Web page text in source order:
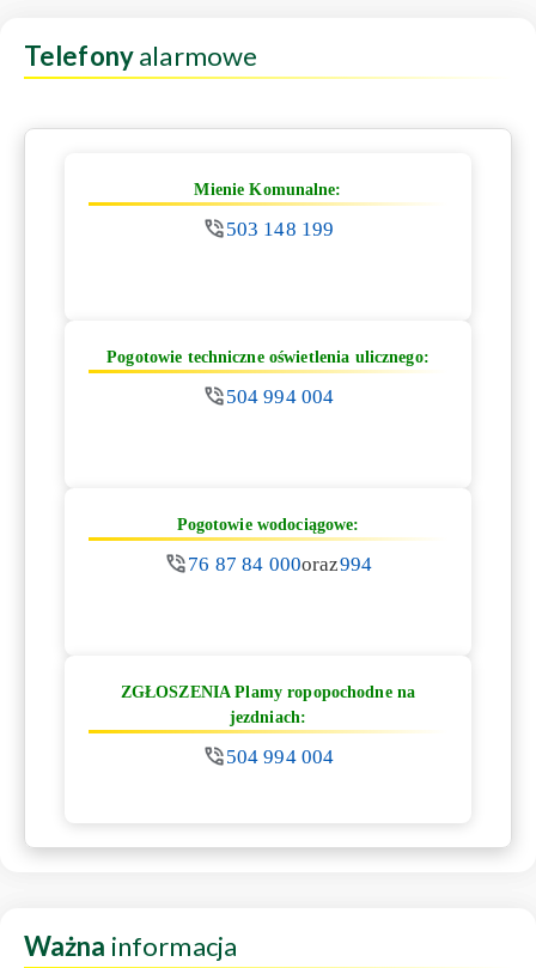
Telefonyalarmowe
Mienie Komunalne:
503 148 199
Pogotowie techniczne oświetlenia ulicznego:
504 994 004
Pogotowie wodociągowe:
76 87 84 000oraz994
ZGŁOSZENIA Plamy ropopochodne na
jezdniach:
504 994 004
Ważna informacja